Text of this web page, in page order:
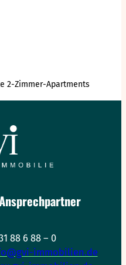
2-Zimmer-Apartments
88 6 88 – 0
immobilien.de